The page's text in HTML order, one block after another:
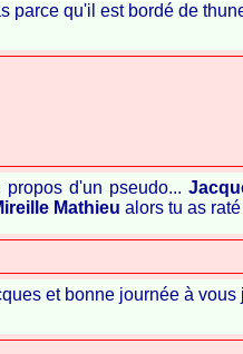
parce qu'il est bordé de
propos d'un pseudo...
Mathieu alors tu as
et bonne journée à vous